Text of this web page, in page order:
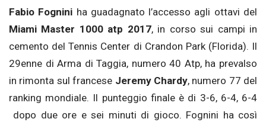
Fabio Fognini ha guadagnato l’accesso agli ottavi del
Miami Master 1000 atp 2017, in corso sui campi in
cemento del Tennis Center di Crandon Park (Florida). Il
29enne di Arma di Taggia, numero 40 Atp, ha prevalso
in rimonta sul francese Jeremy Chardy, numero 77 del
ranking mondiale. Il punteggio finale è di 3-6, 6-4, 6-4
dopo due ore e sei minuti di gioco. Fognini ha così